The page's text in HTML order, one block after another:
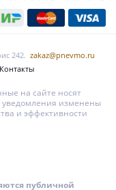
242. zakaz@pnevmo.ru
Контакты
на сайте носят
уведомления изменены
и эффективности
публичной